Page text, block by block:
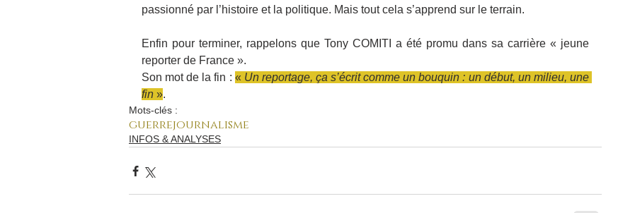
passionné par l’histoire et la politique. Mais tout cela s’apprend sur le terrain.
Enfin pour terminer, rappelons que Tony COMITI a été promu dans sa carrière « jeune
reporter de France ».
Son mot de la fin : « Un reportage, ça s’écrit comme un bouquin : un début, un milieu, une
fin ».
Mots-clés :
guerrejournalisme
INFOS & ANALYSES